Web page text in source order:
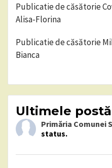
Publicatie de căsătorie
Alisa-Florina
Publicatie de căsătorie
Bianca
Ultimele
Primăria Comunei
status.